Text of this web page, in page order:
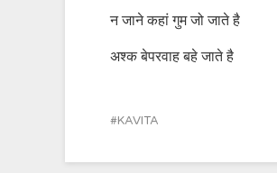
न जाने कहां गुम जो जाते है
अश्क बेपरवाह बहे जाते है
KAVITA